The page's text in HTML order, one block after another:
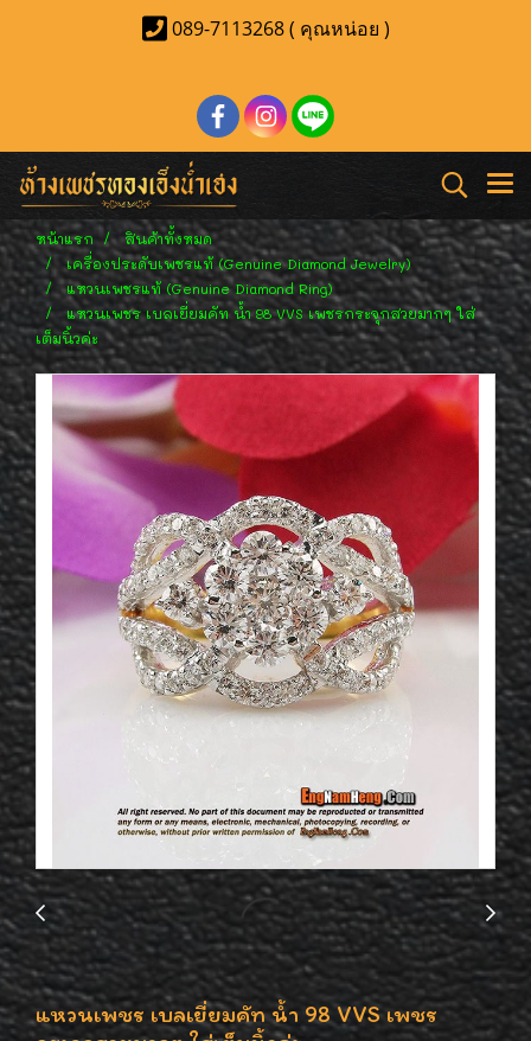
089-7113268 ( คุณหน่อย )
หน้าแรก
สินค้าทั้งหมด
เครื่องประดับเพชรแท้ (Genuine Diamond Jewelry)
แหวนเพชรแท้ (Genuine Diamond Ring)
แหวนเพชร เบลเยี่ยมคัท น้ำ 98 VVS เพชรกระจุกสวยมากๆ ใส่
เต็มนิ้วค่ะ
แหวนเพชร เบลเยี่ยมคัท น้ำ 98 VVS เพชร